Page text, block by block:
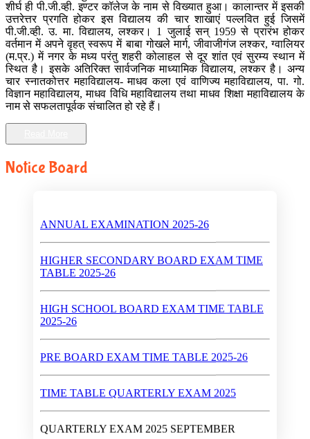
शीर्घ ही पी.जी.व्ही. इण्टर कॉलेज के नाम से विख्यात हुआ। कालान्तर में इसकी
उत्तरेत्तर प्रगति होकर इस विद्यालय की चार शाखाएं पल्लवित हुई जिसमें
पी.जी.व्ही. उ. मा. विद्यालय, लश्कर। 1 जुलाई सन् 1959 से प्रारंभ होकर
वर्तमान में अपने वृहत् स्वरूप में बाबा गोखले मार्ग, जीवाजीगंज लश्कर, ग्वालियर
(म.प्र.) में नगर के मध्य परंतु शहरी कोलाहल से दूर शांत एवं सुरम्य स्थान में
स्थित है। इसके अतिरिक्त सार्वजनिक माध्यामिक विद्यालय, लश्कर है। अन्य
चार स्नातकोत्तर महाविद्यालय- माधव कला एवं वाणिज्य महाविद्यालय, पा. गो.
विज्ञान महाविद्यालय, माधव विधि महाविद्यालय तथा माधव शिक्षा महाविद्यालय के
नाम से सफलतापूर्वक संचालित हो रहे हैं।
Notice Board
HIGHER SECONDARY BOARD EXAM TIME
TABLE 2025-26
HIGH SCHOOL BOARD EXAM TIME TABLE
2025-26
PRE BOARD EXAM TIME TABLE 2025-26
TIME TABLE QUARTERLY EXAM 2025
QUARTERLY EXAM 2025 SEPTEMBER